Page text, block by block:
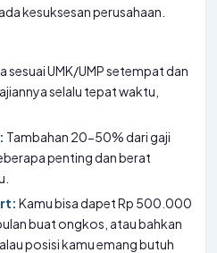
kesuksesan perusahaan.
sesuai UMK/UMP setempat dan
selalu tepat waktu,
Tambahan 20-50% dari gaji
penting dan berat
Kamu bisa dapet Rp 500.000
buat ongkos, atau bahkan
posisi kamu emang butuh